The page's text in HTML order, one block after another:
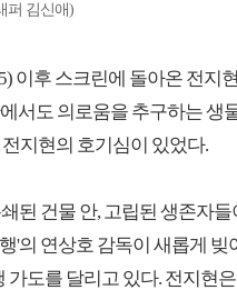
퍼 김신애)
이후 스크린에 돌아온 전지
서도 의로움을 추구하는 생
지현의 호기심이 있었다.
된 건물 안, 고립된 생존자
'의 연상호 감독이 새롭게 빚
가도를 달리고 있다. 전지현